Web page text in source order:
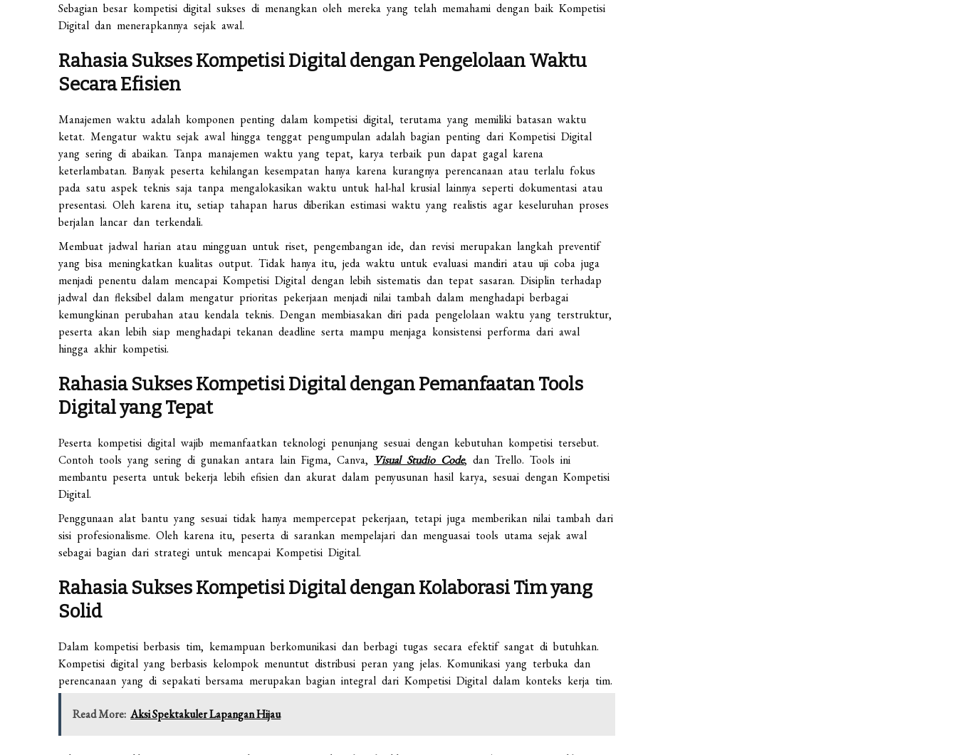
Sebagian besar kompetisi digital sukses di menangkan oleh mereka yang telah memahami dengan baik Kompetisi
Digital dan menerapkannya sejak awal.
Rahasia Sukses Kompetisi Digital dengan Pengelolaan Waktu
Secara Efisien
Manajemen waktu adalah komponen penting dalam kompetisi digital, terutama yang memiliki batasan waktu
ketat. Mengatur waktu sejak awal hingga tenggat pengumpulan adalah bagian penting dari Kompetisi Digital
yang sering di abaikan. Tanpa manajemen waktu yang tepat, karya terbaik pun dapat gagal karena
keterlambatan. Banyak peserta kehilangan kesempatan hanya karena kurangnya perencanaan atau terlalu fokus
pada satu aspek teknis saja tanpa mengalokasikan waktu untuk hal-hal krusial lainnya seperti dokumentasi atau
presentasi. Oleh karena itu, setiap tahapan harus diberikan estimasi waktu yang realistis agar keseluruhan proses
berjalan lancar dan terkendali.
Membuat jadwal harian atau mingguan untuk riset, pengembangan ide, dan revisi merupakan langkah preventif
yang bisa meningkatkan kualitas output. Tidak hanya itu, jeda waktu untuk evaluasi mandiri atau uji coba juga
menjadi penentu dalam mencapai Kompetisi Digital dengan lebih sistematis dan tepat sasaran. Disiplin terhadap
jadwal dan fleksibel dalam mengatur prioritas pekerjaan menjadi nilai tambah dalam menghadapi berbagai
kemungkinan perubahan atau kendala teknis. Dengan membiasakan diri pada pengelolaan waktu yang terstruktur,
peserta akan lebih siap menghadapi tekanan deadline serta mampu menjaga konsistensi performa dari awal
hingga akhir kompetisi.
Rahasia Sukses Kompetisi Digital dengan Pemanfaatan Tools
Digital yang Tepat
Peserta kompetisi digital wajib memanfaatkan teknologi penunjang sesuai dengan kebutuhan kompetisi tersebut.
Contoh tools yang sering di gunakan antara lain Figma, Canva, Visual Studio Code, dan Trello. Tools ini
membantu peserta untuk bekerja lebih efisien dan akurat dalam penyusunan hasil karya, sesuai dengan Kompetisi
Digital.
Penggunaan alat bantu yang sesuai tidak hanya mempercepat pekerjaan, tetapi juga memberikan nilai tambah dari
sisi profesionalisme. Oleh karena itu, peserta di sarankan mempelajari dan menguasai tools utama sejak awal
sebagai bagian dari strategi untuk mencapai Kompetisi Digital.
Rahasia Sukses Kompetisi Digital dengan Kolaborasi Tim yang
Solid
Dalam kompetisi berbasis tim, kemampuan berkomunikasi dan berbagi tugas secara efektif sangat di butuhkan.
Kompetisi digital yang berbasis kelompok menuntut distribusi peran yang jelas. Komunikasi yang terbuka dan
perencanaan yang di sepakati bersama merupakan bagian integral dari Kompetisi Digital dalam konteks kerja tim.
Read More: Aksi Spektakuler Lapangan Hijau